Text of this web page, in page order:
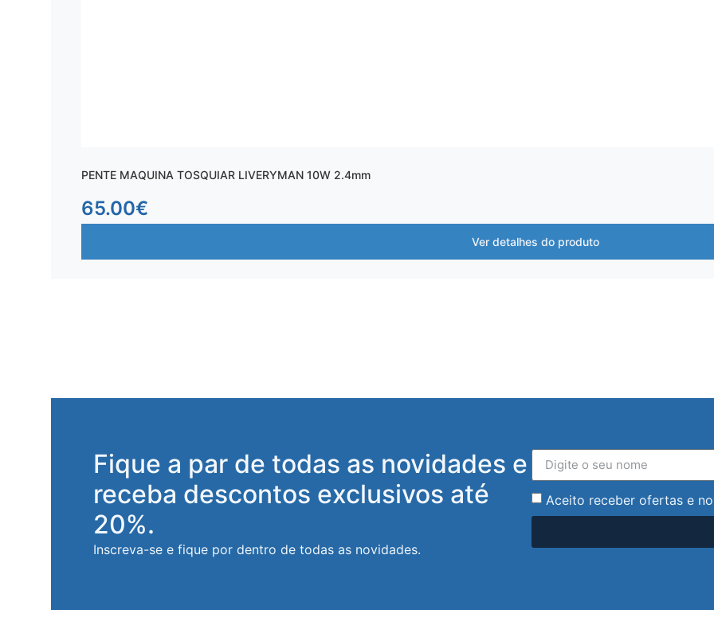
PENTE MAQUINA TOSQUIAR LIVERYMAN 10W 2.4mm
65.00€
Ver detalhes do produto
Fique a par de todas as novidades e
receba descontos exclusivos até
20%.
Inscreva-se e fique por dentro de todas as novidades.
Aceito receber ofertas e